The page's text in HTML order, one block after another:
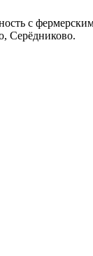
с
Серёдниково.